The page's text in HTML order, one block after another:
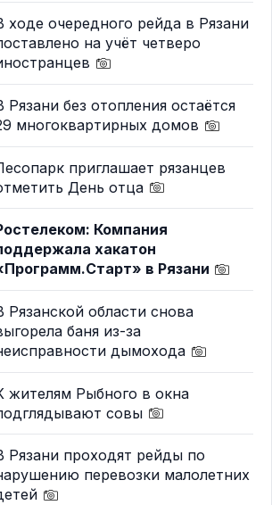
ходе очередного рейда в Рязани
на учёт четверо
Рязани без отопления остаётся
многоквартирных домов
приглашает рязанцев
День отца
Компания
хакатон
в Рязани
Рязанской области снова
баня из-за
дымохода
жителям Рыбного в окна
совы
Рязани проходят рейды по
перевозки малолетних